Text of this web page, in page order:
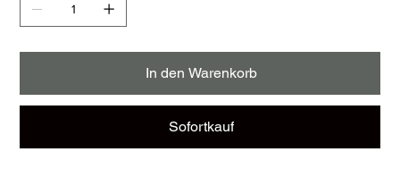
In den Warenkorb
Sofortkauf